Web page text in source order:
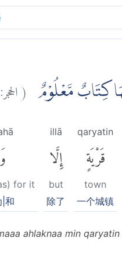
كِتَابٌ مَّعْلُوْمٌ (الحجر:
qaryatin
قَرْيَةٍ
town
一个城镇
illā
إِلَّا
but
除了
for it
|和
ahlaknaa min